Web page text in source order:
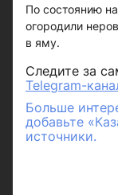
По состоянию
огородили
в яму.
Следите за
Telegram-
Больше
добавьте
источники.